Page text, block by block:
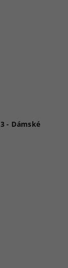
Tous sluneční brýle STOC80 09MK 53 - Dámské